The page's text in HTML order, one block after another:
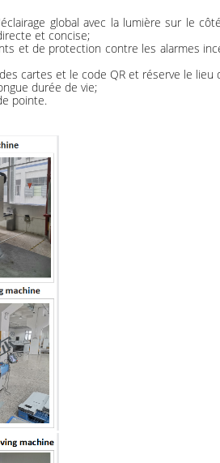
global avec la lumière sur le
et concise;
et de protection contre les alarmes
cartes et le code QR et réserve le
durée de vie;
pointe.